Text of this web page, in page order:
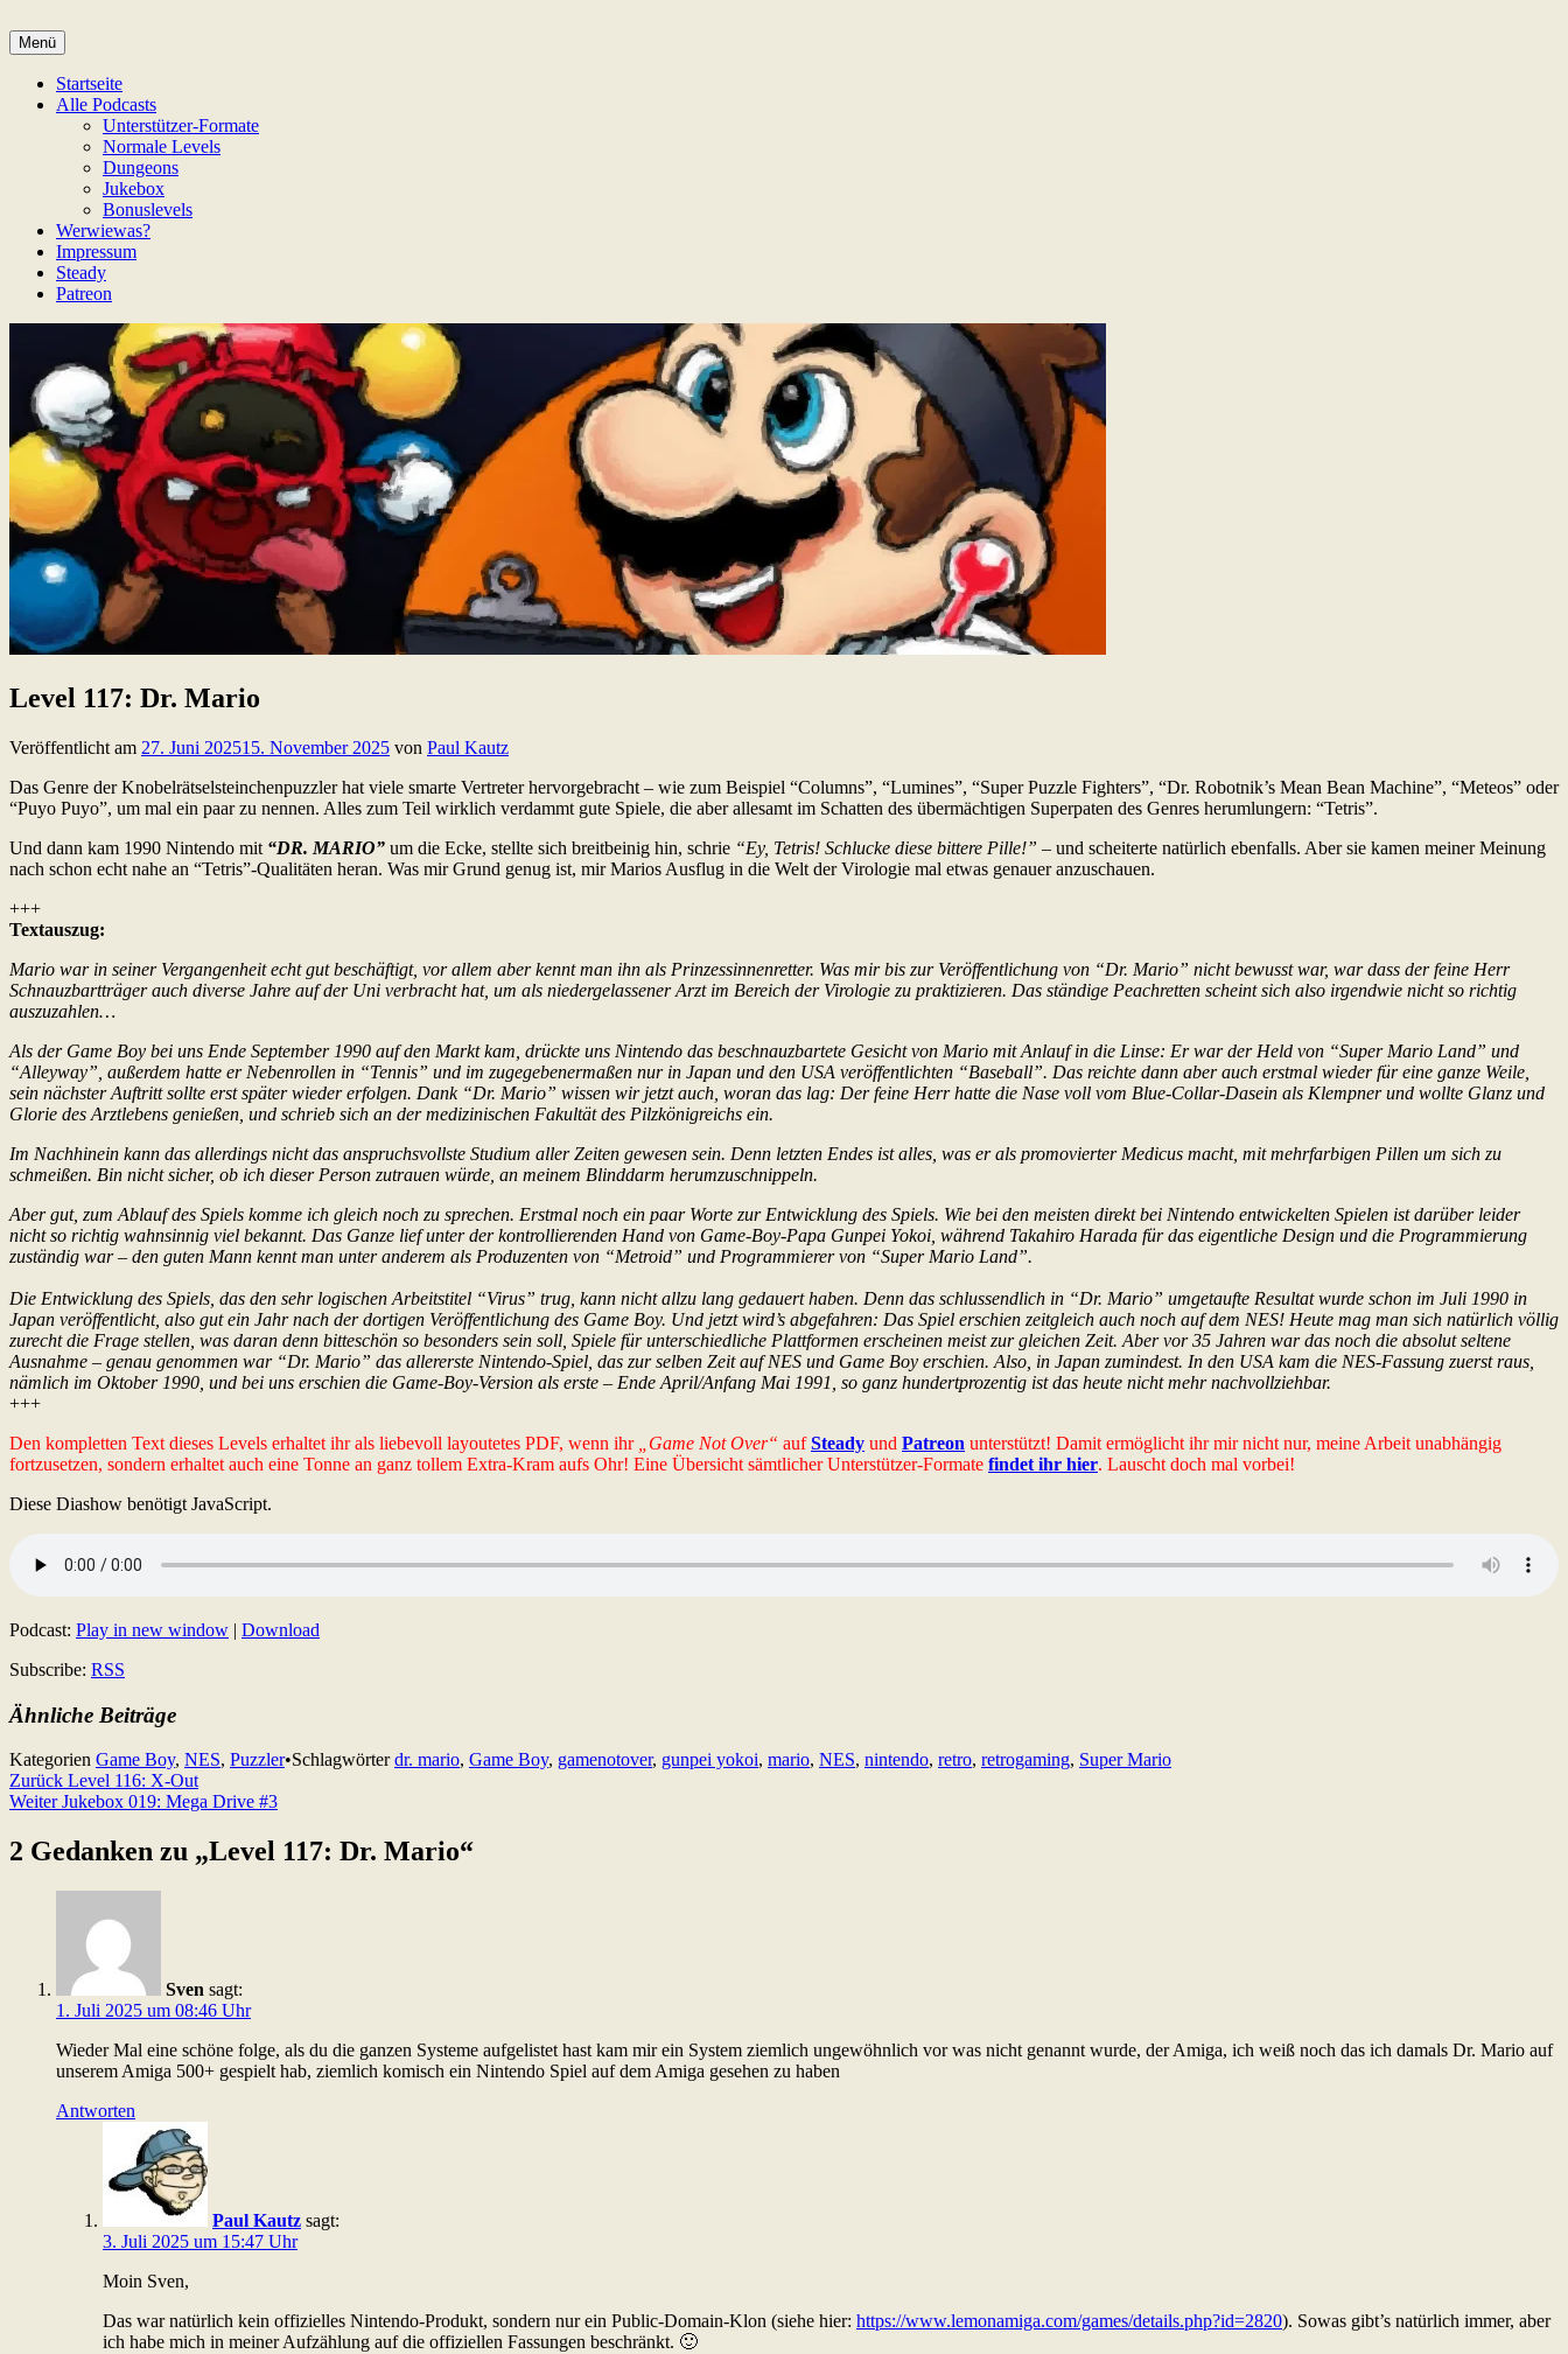
Inhalt
springen
Game Not Over
Menü
Startseite
Alle Podcasts
Unterstützer-Formate
Normale Levels
Dungeons
Jukebox
Bonuslevels
Werwiewas?
Impressum
Steady
Patreon
Level 117: Dr. Mario
Veröffentlicht am 27. Juni 202515. November 2025 von Paul Kautz
Das Genre der Knobelrätselsteinchenpuzzler hat viele smarte Vertreter hervorgebracht – wie zum Beispiel “Columns”, “Lumines”, “Super Puzzle Fighters”, “Dr. Robotnik’s Mean Bean Machine”, “Meteos” oder
“Puyo Puyo”, um mal ein paar zu nennen. Alles zum Teil wirklich verdammt gute Spiele, die aber allesamt im Schatten des übermächtigen Superpaten des Genres herumlungern: “Tetris”.
Und dann kam 1990 Nintendo mit “DR. MARIO” um die Ecke, stellte sich breitbeinig hin, schrie “Ey, Tetris! Schlucke diese bittere Pille!” – und scheiterte natürlich ebenfalls. Aber sie kamen meiner Meinung
nach schon echt nahe an “Tetris”-Qualitäten heran. Was mir Grund genug ist, mir Marios Ausflug in die Welt der Virologie mal etwas genauer anzuschauen.
+++
Textauszug:
Mario war in seiner Vergangenheit echt gut beschäftigt, vor allem aber kennt man ihn als Prinzessinnenretter. Was mir bis zur Veröffentlichung von “Dr. Mario” nicht bewusst war, war dass der feine Herr
Schnauzbartträger auch diverse Jahre auf der Uni verbracht hat, um als niedergelassener Arzt im Bereich der Virologie zu praktizieren. Das ständige Peachretten scheint sich also irgendwie nicht so richtig
auszuzahlen…
Als der Game Boy bei uns Ende September 1990 auf den Markt kam, drückte uns Nintendo das beschnauzbartete Gesicht von Mario mit Anlauf in die Linse: Er war der Held von “Super Mario Land” und
“Alleyway”, außerdem hatte er Nebenrollen in “Tennis” und im zugegebenermaßen nur in Japan und den USA veröffentlichten “Baseball”. Das reichte dann aber auch erstmal wieder für eine ganze Weile,
sein nächster Auftritt sollte erst später wieder erfolgen. Dank “Dr. Mario” wissen wir jetzt auch, woran das lag: Der feine Herr hatte die Nase voll vom Blue-Collar-Dasein als Klempner und wollte Glanz und
Glorie des Arztlebens genießen, und schrieb sich an der medizinischen Fakultät des Pilzkönigreichs ein.
Im Nachhinein kann das allerdings nicht das anspruchsvollste Studium aller Zeiten gewesen sein. Denn letzten Endes ist alles, was er als promovierter Medicus macht, mit mehrfarbigen Pillen um sich zu
schmeißen. Bin nicht sicher, ob ich dieser Person zutrauen würde, an meinem Blinddarm herumzuschnippeln.
Aber gut, zum Ablauf des Spiels komme ich gleich noch zu sprechen. Erstmal noch ein paar Worte zur Entwicklung des Spiels. Wie bei den meisten direkt bei Nintendo entwickelten Spielen ist darüber leider
nicht so richtig wahnsinnig viel bekannt. Das Ganze lief unter der kontrollierenden Hand von Game-Boy-Papa Gunpei Yokoi, während Takahiro Harada für das eigentliche Design und die Programmierung
zuständig war – den guten Mann kennt man unter anderem als Produzenten von “Metroid” und Programmierer von “Super Mario Land”.
Die Entwicklung des Spiels, das den sehr logischen Arbeitstitel “Virus” trug, kann nicht allzu lang gedauert haben. Denn das schlussendlich in “Dr. Mario” umgetaufte Resultat wurde schon im Juli 1990 in
Japan veröffentlicht, also gut ein Jahr nach der dortigen Veröffentlichung des Game Boy. Und jetzt wird’s abgefahren: Das Spiel erschien zeitgleich auch noch auf dem NES! Heute mag man sich natürlich völlig
zurecht die Frage stellen, was daran denn bitteschön so besonders sein soll, Spiele für unterschiedliche Plattformen erscheinen meist zur gleichen Zeit. Aber vor 35 Jahren war das noch die absolut seltene
Ausnahme – genau genommen war “Dr. Mario” das allererste Nintendo-Spiel, das zur selben Zeit auf NES und Game Boy erschien. Also, in Japan zumindest. In den USA kam die NES-Fassung zuerst raus,
nämlich im Oktober 1990, und bei uns erschien die Game-Boy-Version als erste – Ende April/Anfang Mai 1991, so ganz hundertprozentig ist das heute nicht mehr nachvollziehbar.
+++
Den kompletten Text dieses Levels erhaltet ihr als liebevoll layoutetes PDF, wenn ihr
„Game Not Over“ aufSteady und Patreon unterstützt! Damit ermöglicht ihr mir nicht nur, meine Arbeit unabhängig
fortzusetzen, sondern erhaltet auch eine Tonne an ganz tollem Extra-Kram aufs Ohr! Eine Übersicht sämtlicher Unterstützer-Formate findet ihr hier. Lauscht doch mal vorbei!
Diese Diashow benötigt JavaScript.
Podcast: Play in new window | Download
Subscribe: RSS
Ähnliche Beiträge
Kategorien Game Boy, NES, Puzzler•Schlagwörterdr. mario, Game Boy, gamenotover, gunpei yokoi, mario, NES, nintendo, retro, retrogaming, Super Mario
Beitragsnavigation
Zurück Level 116: X-Out
Weiter Jukebox 019: Mega Drive #3
2 Gedanken zu „Level 117: Dr. Mario“
Sven sagt:
1. Juli 2025 um 08:46 Uhr
Wieder Mal eine schöne folge, als du die ganzen Systeme aufgelistet hast kam mir ein System ziemlich ungewöhnlich vor was nicht genannt wurde, der Amiga, ich weiß noch das ich damals Dr. Mario auf
unserem Amiga 500+ gespielt hab, ziemlich komisch ein Nintendo Spiel auf dem Amiga gesehen zu haben
Antworten
Paul Kautz sagt:
3. Juli 2025 um 15:47 Uhr
Moin Sven,
Das war natürlich kein offizielles Nintendo-Produkt, sondern nur ein Public-Domain-Klon (siehe hier: https://www.lemonamiga.com/games/details.php?id=2820). Sowas gibt’s natürlich immer, aber
ich habe mich in meiner Aufzählung auf die offiziellen Fassungen beschränkt. 🙂